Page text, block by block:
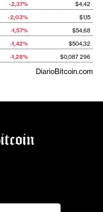
-2,37%
$4,42
-2,03%
$1,15
-1,57%
$54,68
-1,42%
$504,32
-1,28% $0,087 296
DiarioBitcoin.com